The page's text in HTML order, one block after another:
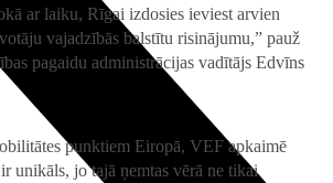
ar laiku, Rīgai izdosies ieviest arvien
vajadzībās balstītu risinājumu,” pauž
pagaidu administrācijas vadītājs Edvīns
punktiem Eiropā, VEF apkaimē
unikāls, jo tajā ņemtas vērā ne tikai